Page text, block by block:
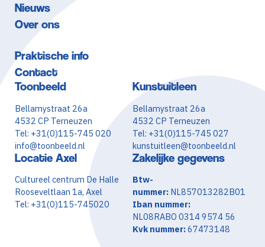
Nieuws
Over ons
Praktische info
Contact
Toonbeeld
Bellamystraat 26a
4532 CP Terneuzen
Tel: +31(0)115-745 020
info@toonbeeld.nl
Kunstuitleen
Bellamystraat 26a
4532 CP Terneuzen
Tel: +31(0)115-745 027
kunstuitleen@toonbeeld.nl
Locatie Axel
Cultureel centrum De Halle
Rooseveltlaan 1a, Axel
Tel: +31(0)115-745020
Zakelijke gegevens
Btw-
nummer: NL857013282B01
Iban nummer:
NL08RABO 0314 9574 56
Kvk nummer:67473148